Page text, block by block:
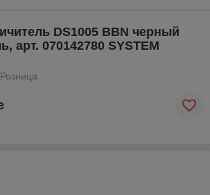
DS1005 BBN черный
aрт. 070142780 SYSTEM
Розница